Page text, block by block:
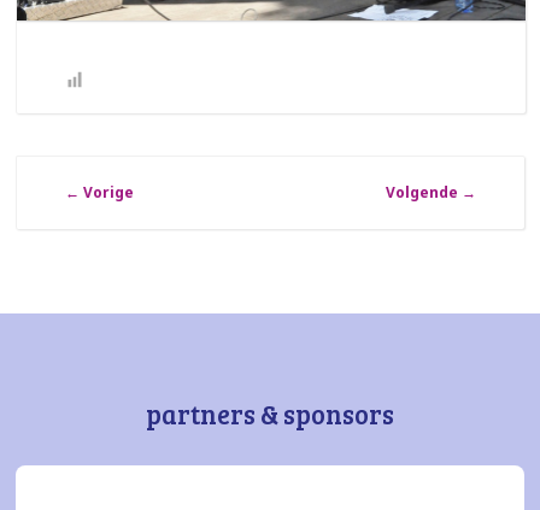
← Vorige Volgende →
partners & sponsors